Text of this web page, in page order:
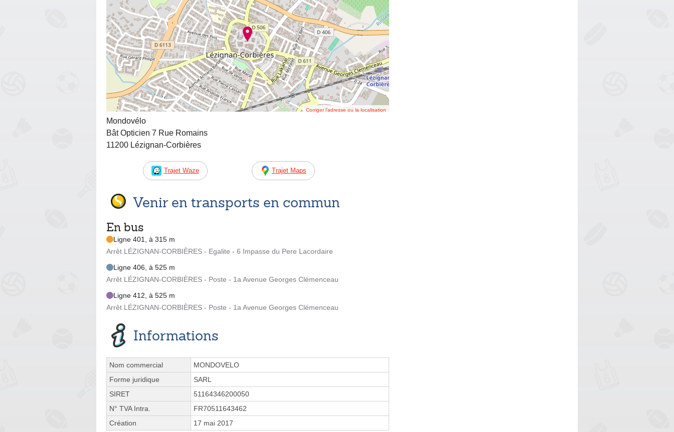
Corriger l’adresse ou la localisation
Mondovélo
Bât Opticien 7 Rue Romains
11200 Lézignan-Corbières
Trajet Waze Trajet Maps
Venir en transports en commun
En bus
Ligne 401, à 315 m
Arrêt LÉZIGNAN-CORBIÈRES - Egalite - 6 Impasse du Pere Lacordaire
Ligne 406, à 525 m
Arrêt LÉZIGNAN-CORBIÈRES - Poste - 1a Avenue Georges Clémenceau
Ligne 412, à 525 m
Arrêt LÉZIGNAN-CORBIÈRES - Poste - 1a Avenue Georges Clémenceau
Informations
Nom commercial
MONDOVELO
Forme juridique
SARL
SIRET
51164346200050
N° TVA Intra.
FR70511643462
Création
17 mai 2017